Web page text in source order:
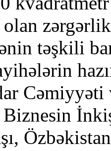
zərgərlik
təşkili
Cəmiyyəti